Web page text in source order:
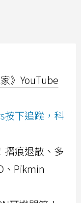
》YouTube
按下追蹤，科
摺痕退散、多
、Pikmin